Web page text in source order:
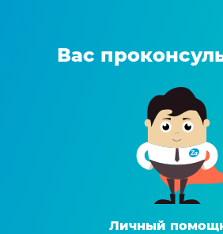
Вас
Личный